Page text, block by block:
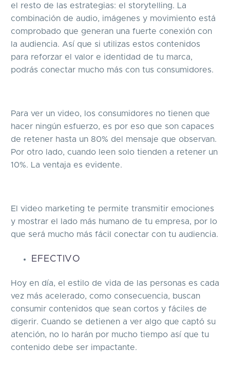
el resto de las estrategias: el storytelling. La
combinación de audio, imágenes y movimiento está
comprobado que generan una fuerte conexión con
la audiencia. Así que si utilizas estos contenidos
para reforzar el valor e identidad de tu marca,
podrás conectar mucho más con tus consumidores.
Para ver un video, los consumidores no tienen que
hacer ningún esfuerzo, es por eso que son capaces
de retener hasta un 80% del mensaje que observan.
Por otro lado, cuando leen solo tienden a retener un
10%. La ventaja es evidente.
El video marketing te permite transmitir emociones
y mostrar el lado más humano de tu empresa, por lo
que será mucho más fácil conectar con tu audiencia.
EFECTIVO
Hoy en día, el estilo de vida de las personas es cada
vez más acelerado, como consecuencia, buscan
consumir contenidos que sean cortos y fáciles de
digerir. Cuando se detienen a ver algo que captó su
atención, no lo harán por mucho tiempo así que tu
contenido debe ser impactante.